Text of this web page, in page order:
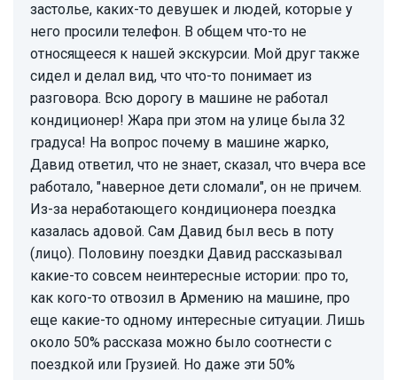
застолье, каких-то девушек и людей, которые у
него просили телефон. В общем что-то не
относящееся к нашей экскурсии. Мой друг также
сидел и делал вид, что что-то понимает из
разговора. Всю дорогу в машине не работал
кондиционер! Жара при этом на улице была 32
градуса! На вопрос почему в машине жарко,
Давид ответил, что не знает, сказал, что вчера все
работало, "наверное дети сломали", он не причем.
Из-за неработающего кондиционера поездка
казалась адовой. Сам Давид был весь в поту
(лицо). Половину поездки Давид рассказывал
какие-то совсем неинтересные истории: про то,
как кого-то отвозил в Армению на машине, про
еще какие-то одному интересные ситуации. Лишь
около 50% рассказа можно было соотнести с
поездкой или Грузией. Но даже эти 50%